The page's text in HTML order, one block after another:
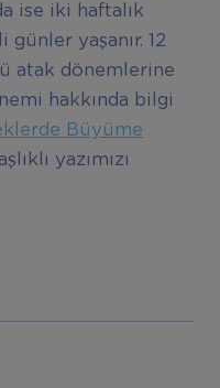
ise iki haftalık
yaşanır. 12
atak dönemlerine
hakkında bilgi
Büyüme
yazımızı